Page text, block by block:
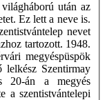
után az
Ez lett a neve is.
nevet
tartozott. 1948.
megyéspüspök
lelkész Szentirmay
20-án a megyés
a szentistvántelepi